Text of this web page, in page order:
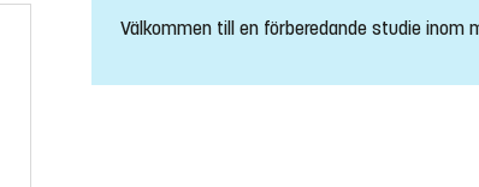
Välkommen till en förberedande studie inom